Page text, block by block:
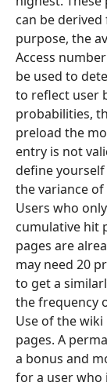
can be
purpose, the
Access
be used to
to reflect user
probabilities,
preload the
entry is not
define
the variance of
Users who
cumulative hit
pages are
may need 20
to get a
the frequency
Use of the
pages. A
a bonus and
for a user who